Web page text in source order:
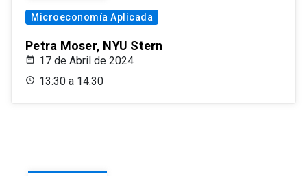
Microeconomía Aplicada
Petra Moser, NYU Stern
17 de Abril de 2024
13:30 a 14:30